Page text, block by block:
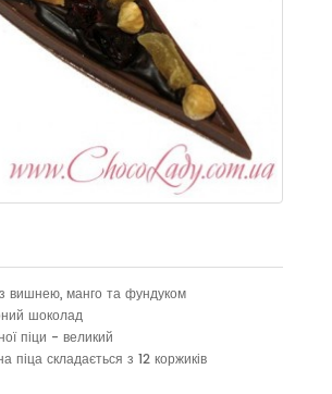
вишнею, манго та фундуком
шоколад
піци - великий
піца складається з 12 коржиків